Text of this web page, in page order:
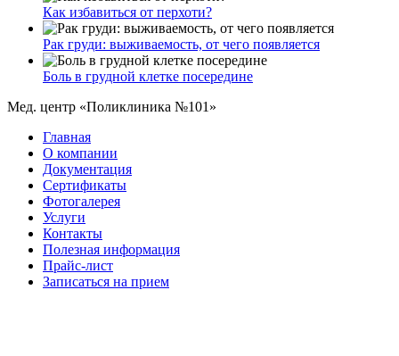
Как избавиться от перхоти?
Рак груди: выживаемость, от чего появляется
Боль в грудной клетке посередине
Мед. центр «Поликлиника №101»
Главная
О компании
Документация
Сертификаты
Фотогалерея
Услуги
Контакты
Полезная информация
Прайс-лист
Записаться на прием